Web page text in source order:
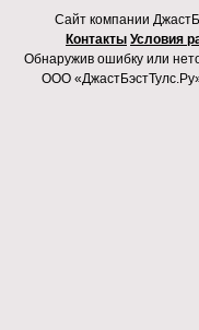
Cайт компании
Контакты Условия
Обнаружив ошибку или
ООО